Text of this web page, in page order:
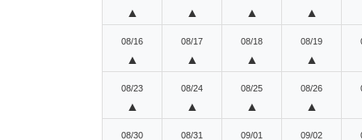
▲ ▲ ▲ ▲
08/16
▲
08/17
▲
08/18
▲
08/19
▲
08/23
▲
08/24
▲
08/25
▲
08/26
▲
08/30 08/31 09/01 09/02